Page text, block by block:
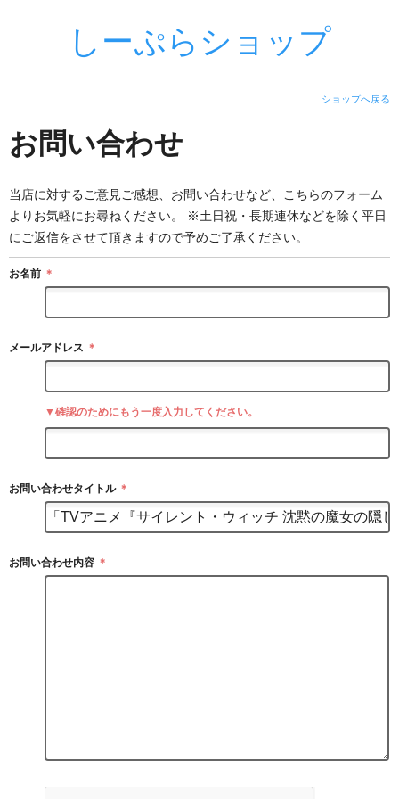
しーぷらショップ
ショップへ戻る
お問い合わせ
当店に対するご意見ご感想、お問い合わせなど、こちらのフォーム
よりお気軽にお尋ねください。 ※土日祝・長期連休などを除く平日
にご返信をさせて頂きますので予めご了承ください。
お名前 ＊
メールアドレス ＊
▼確認のためにもう一度入力してください。
お問い合わせタイトル ＊
お問い合わせ内容 ＊